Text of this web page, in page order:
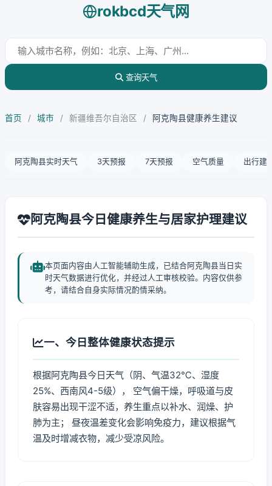
rokbcd天气网
查询天气
首页 / 城市 / 新疆维吾尔自治区 / 阿克陶县健康养生建议
阿克陶县实时天气 3天预报 7天预报 空气质量 出行建
阿克陶县今日健康养生与居家护理建议
本页面内容由人工智能辅助生成，已结合阿克陶县当日实
时天气数据进行优化，并经过人工审核校验。内容仅供参
考，请结合自身实际情况酌情采纳。
一、今日整体健康状态提示
根据阿克陶县今日天气（阴、气温32℃、湿度
25%、西南风4-5级）， 空气偏干燥，呼吸道与皮
肤容易出现干涩不适，养生重点以补水、润燥、护
肺为主； 昼夜温差变化会影响免疫力，建议根据气
温及时增减衣物，减少受凉风险。